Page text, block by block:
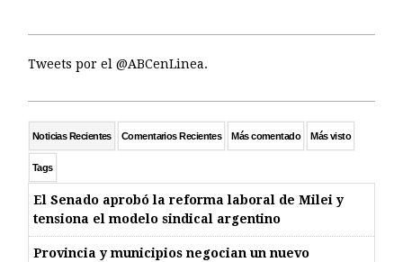
Tweets por el @ABCenLinea.
Noticias Recientes Comentarios Recientes Más comentado Más visto
Tags
El Senado aprobó la reforma laboral de Milei y
tensiona el modelo sindical argentino
Provincia y municipios negocian un nuevo